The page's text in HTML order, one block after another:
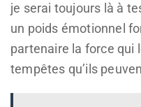
je serai toujours là à
un poids émotionnel
partenaire la force qui
tempêtes qu’ils